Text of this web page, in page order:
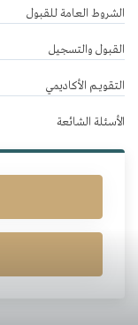
الشروط العامة للقبول
القبول والتسجيل
التقويــم الأكاديمي
الأسئلة الشائعة